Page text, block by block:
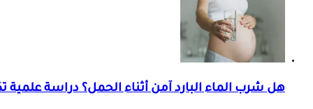
هل شرب الماء البارد آمن أثناء الحمل؟ دراسة